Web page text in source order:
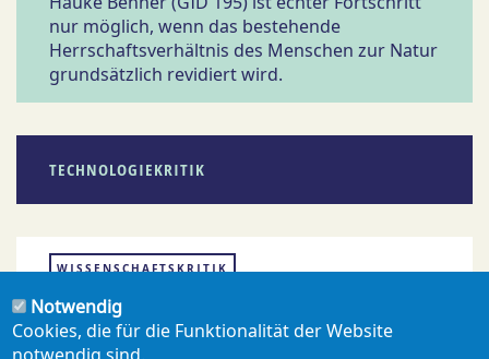
nur möglich, wenn das bestehende
Herrschaftsverhältnis des Menschen zur Natur
grundsätzlich revidiert wird.
TECHNOLOGIEKRITIK
WISSENSCHAFTSKRITIK
Notwendig
Cookies, die für die Funktionalität der Website